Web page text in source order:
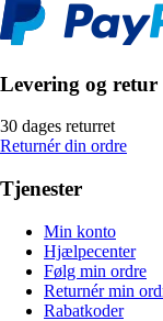
Levering og retur
30 dages returret
Returnér din ordre
Tjenester
Min konto
Hjælpecenter
Følg min ordre
Returnér min
Rabatkoder